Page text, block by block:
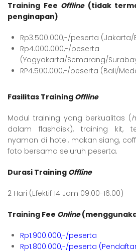
Training Fee Offline (tidak
penginapan)
Rp3.500.000,-/peserta
Rp4.000.000,-/peserta
(Yogyakarta/Semarang/
RP4.500.000,-/peserta (Bali/
Fasilitas Training Offline
Modul training yang berkualitas (
dalam flashdisk), training kit,
nyaman di hotel, makan siang,
foto bersama seluruh peserta.
Durasi Training Offline
2 Hari (Efektif 14 Jam 09.00-16.00)
Training Fee Online
Rp1.900.000,-/peserta
Rp1.800.000,-/peserta